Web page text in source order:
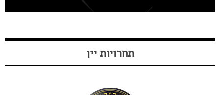
תחרויות יין